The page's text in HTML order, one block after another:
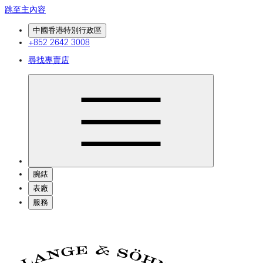
跳至主內容
中國香港特別行政區
+852 2642 3008
尋找專賣店
腕錶
表廠
服務